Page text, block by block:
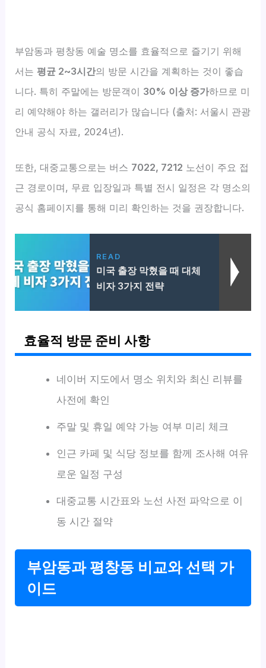
부암동과 평창동 예술 명소를 효율적으로 즐기기 위해
서는 평균 2~3시간의 방문 시간을 계획하는 것이 좋습
니다. 특히 주말에는 방문객이 30% 이상 증가하므로 미
리 예약해야 하는 갤러리가 많습니다 (출처: 서울시 관광
안내 공식 자료, 2024년).
또한, 대중교통으로는 버스 7022, 7212 노선이 주요 접
근 경로이며, 무료 입장일과 특별 전시 일정은 각 명소의
공식 홈페이지를 통해 미리 확인하는 것을 권장합니다.
READ
미국 출장 막혔을 때 대체
비자 3가지 전략
효율적 방문 준비 사항
네이버 지도에서 명소 위치와 최신 리뷰를
사전에 확인
주말 및 휴일 예약 가능 여부 미리 체크
인근 카페 및 식당 정보를 함께 조사해 여유
로운 일정 구성
대중교통 시간표와 노선 사전 파악으로 이
동 시간 절약
부암동과 평창동 비교와 선택 가
이드